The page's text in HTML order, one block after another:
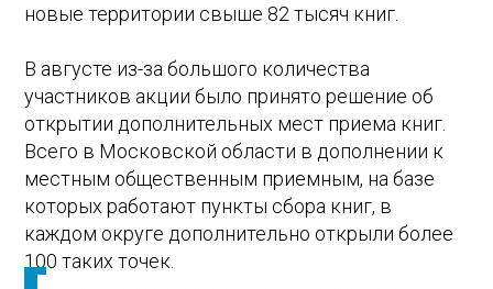
новые территории свыше 82 тысяч книг.
В августе из-за большого количества
участников акции было принято решение об
открытии дополнительных мест приема книг.
Всего в Московской области в дополнении к
местным общественным приемным, на базе
которых работают пункты сбора книг, в
каждом округе дополнительно открыли более
100 таких точек.